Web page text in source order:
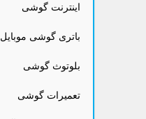
اینترنت گوشی
باتری گوشی موبایل
بلوتوث گوشی
تعمیرات گوشی